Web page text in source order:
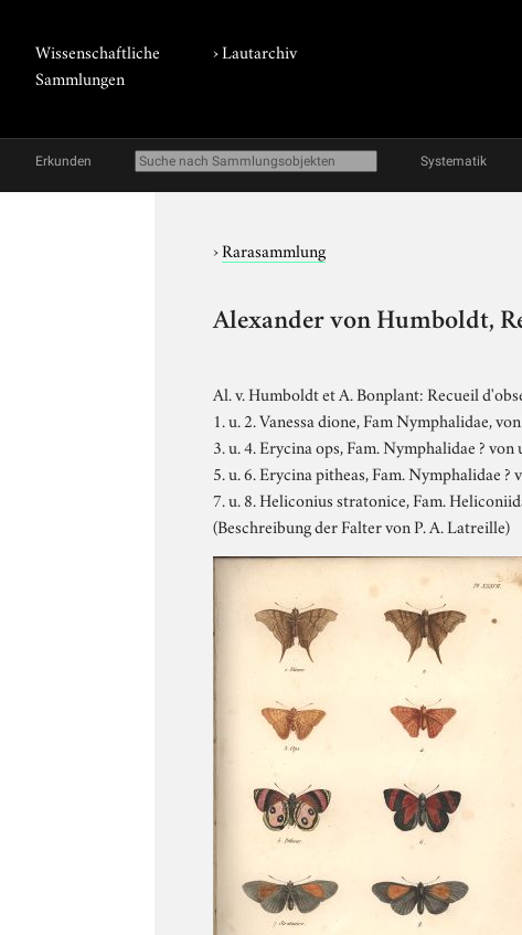
Wissenschaftliche
Sammlungen
›Lautarchiv
Erkunden Systematik
›Rarasammlung
Alexander von Humboldt,
Al. v. Humboldt et A. Bonplant: Recueil
1. u. 2. Vanessa dione, Fam Nymphalidae,
3. u. 4. Erycina ops, Fam. Nymphalidae ?
5. u. 6. Erycina pitheas, Fam. Nymphalidae
7. u. 8. Heliconius stratonice, Fam.
(Beschreibung der Falter von P. A. Latreille)